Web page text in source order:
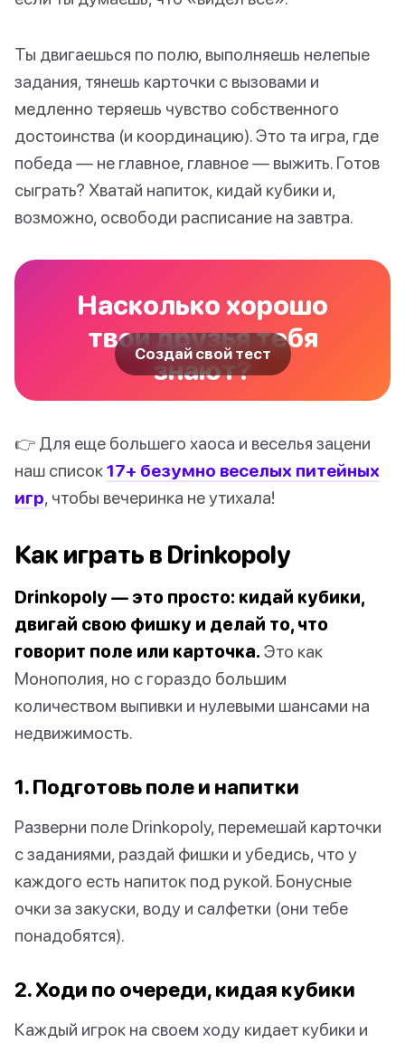
Ты двигаешься по полю, выполняешь нелепые
задания, тянешь карточки с вызовами и
медленно теряешь чувство собственного
достоинства (и координацию). Это та игра, где
победа — не главное, главное — выжить. Готов
сыграть? Хватай напиток, кидай кубики и,
возможно, освободи расписание на завтра.
Насколько хорошо
твои друзья тебя
знают?
Создай свой тест
👉 Для еще большего хаоса и веселья зацени
наш список17+ безумно веселых питейных
игр, чтобы вечеринка не утихала!
Как играть в Drinkopoly
Drinkopoly — это просто: кидай кубики,
двигай свою фишку и делай то, что
говорит поле или карточка. Это как
Монополия, но с гораздо большим
количеством выпивки и нулевыми шансами на
недвижимость.
1. Подготовь поле и напитки
Разверни поле Drinkopoly, перемешай карточки
с заданиями, раздай фишки и убедись, что у
каждого есть напиток под рукой. Бонусные
очки за закуски, воду и салфетки (они тебе
понадобятся).
2. Ходи по очереди, кидая кубики
Каждый игрок на своем ходу кидает кубики и